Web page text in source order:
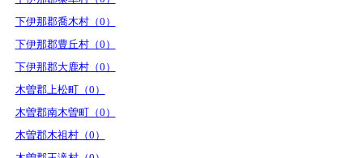
下伊那郡喬木村（0）
下伊那郡豊丘村（0）
下伊那郡大鹿村（0）
木曽郡上松町（0）
木曽郡南木曽町（0）
木曽郡木祖村（0）